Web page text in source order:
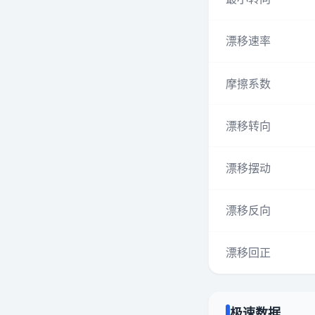
漂移速率
摩擦系数
漂移转向
漂移摆动
漂移反向
漂移回正